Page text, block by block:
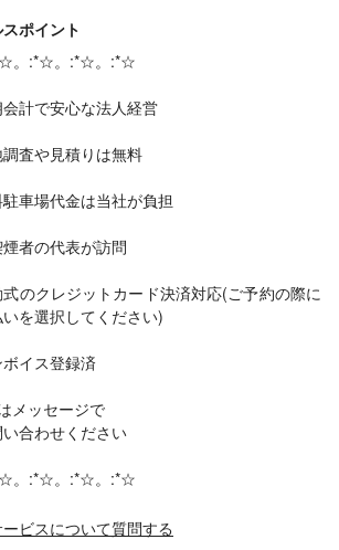
ポイント
。:*☆。:*☆。:*☆
計で安心な法人経営
査や見積りは無料
車場代金は当社が負担
者の代表が訪問
のクレジットカード決済対応(ご予約の際に
を選択してください)
イス登録済
メッセージで
合わせください
。:*☆。:*☆。:*☆
ビスについて質問する